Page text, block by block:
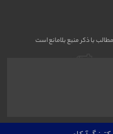
با ذکر منبع بلامانع است